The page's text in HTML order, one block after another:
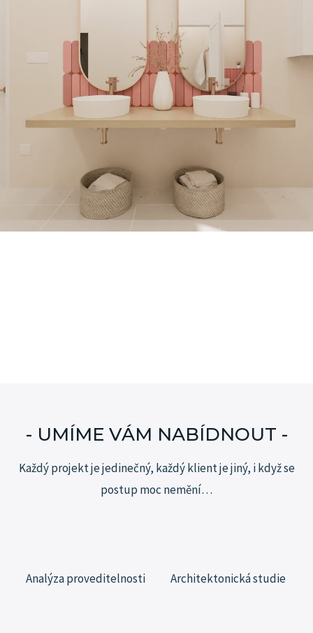
- UMÍME VÁM NABÍDNOUT -
Každý projekt je jedinečný, každý klient je jiný, i když se
postup moc nemění…
Analýza proveditelnosti Architektonická studie